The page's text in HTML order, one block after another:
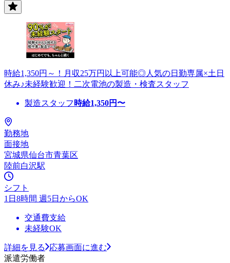
時給1,350円～！月収25万円以上可能◎人気の日勤専属×土日
休み♪未経験歓迎！二次電池の製造・検査スタッフ
製造スタッフ 時給1,350円〜
勤務地
面接地
宮城県仙台市青葉区
陸前白沢駅
シフト
1日8時間 週5日からOK
交通費支給
未経験OK
詳細を見る
応募画面に進む
派遣労働者